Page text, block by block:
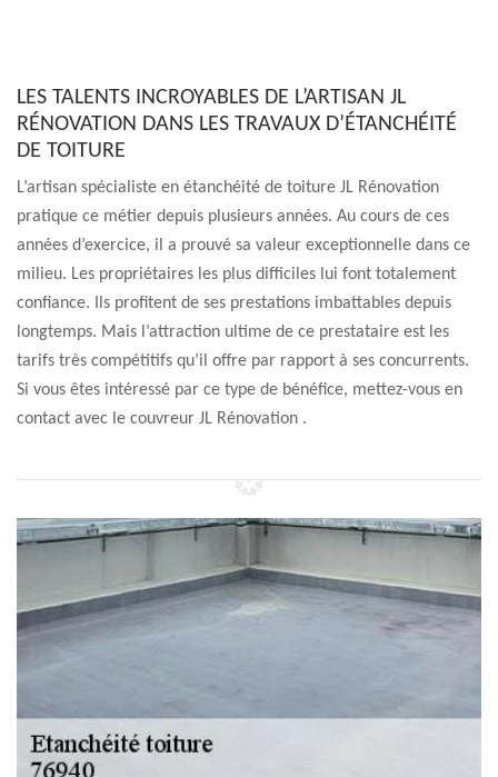
LES TALENTS INCROYABLES DE L’ARTISAN JL
RÉNOVATION DANS LES TRAVAUX D’ÉTANCHÉITÉ
DE TOITURE
L’artisan spécialiste en étanchéité de toiture JL Rénovation
pratique ce métier depuis plusieurs années. Au cours de ces
années d’exercice, il a prouvé sa valeur exceptionnelle dans ce
milieu. Les propriétaires les plus difficiles lui font totalement
confiance. Ils profitent de ses prestations imbattables depuis
longtemps. Mais l’attraction ultime de ce prestataire est les
tarifs très compétitifs qu’il offre par rapport à ses concurrents.
Si vous êtes intéressé par ce type de bénéfice, mettez-vous en
contact avec le couvreur JL Rénovation .